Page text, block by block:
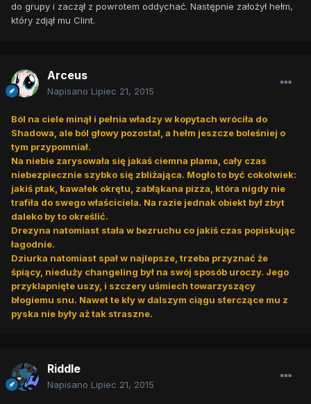
do grupy i zaczął z powrotem oddychać. Następnie założył hełm,
który zdjął mu Clint.
Arceus
Napisano Lipiec 21, 2015
Ból na ciele minął i pełnia władzy w kopytach wróciła do
Shadowa, ale ból głowy pozostał, a hełm jeszcze boleśniej o
tym przypomniał.
Na niebie zarysowała się jakaś ciemna plama, cały czas
niebezpiecznie szybko się zbliżająca. Mogło to być cokolwiek:
jakiś ptak, kawałek okrętu, zabłąkana pizza, która nigdy nie
trafiła do swego właściciela. Na razie jednak obiekt był zbyt
daleko by to określić.
Drezyna natomiast stała w bezruchu co jakiś czas popiskując
łagodnie.
Dziurka natomiast spał w najlepsze, trzeba przyznać że
śpiący, nieduży changeling był na swój sposób uroczy. Jego
przyklapnięte uszy, i szczery uśmiech towarzyszący
błogiemu snu. Nawet te kły w dalszym ciągu sterczące mu z
pyska nie były aż tak straszne.
Riddle
Napisano Lipiec 21, 2015